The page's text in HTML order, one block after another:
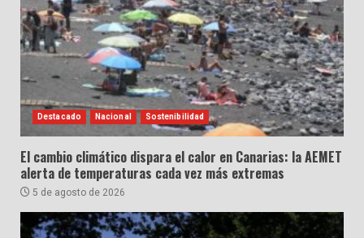
Destacado Nacional Sostenibilidad
El cambio climático dispara el calor en Canarias: la AEMET
alerta de temperaturas cada vez más extremas
5 de agosto de 2026